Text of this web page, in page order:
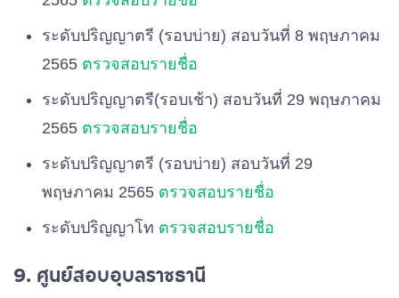
ระดับปริญญาตรี (รอบบ่าย) สอบวันที่ 8 พฤษภาคม
2565 ตรวจสอบรายชื่อ
ระดับปริญญาตรี(รอบเช้า) สอบวันที่ 29 พฤษภาคม
2565 ตรวจสอบรายชื่อ
ระดับปริญญาตรี (รอบบ่าย) สอบวันที่ 29
พฤษภาคม 2565 ตรวจสอบรายชื่อ
ระดับปริญญาโท ตรวจสอบรายชื่อ
9. ศูนย์สอบอุบลราชธานี